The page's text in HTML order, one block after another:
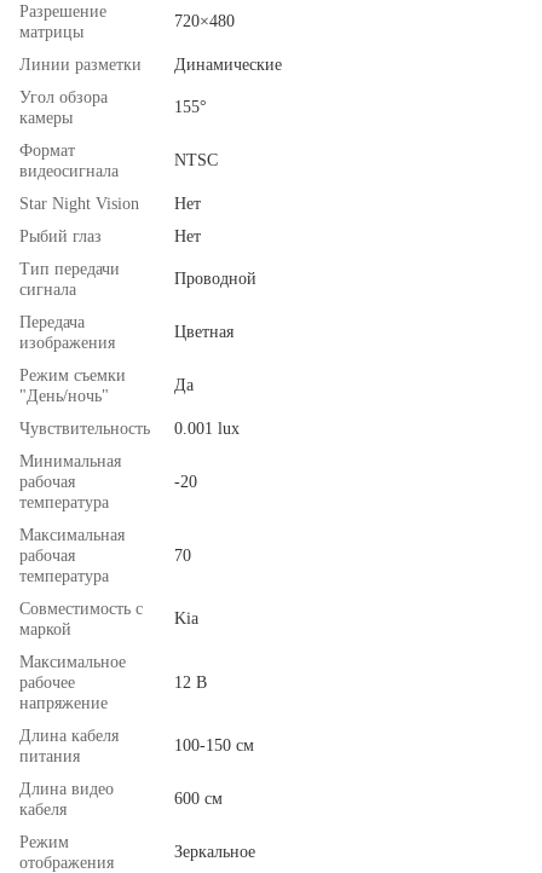
Разрешение
матрицы
720×480
Линии разметки
Динамические
Угол обзора
камеры
155°
Формат
видеосигнала
NTSC
Star Night Vision
Нет
Рыбий глаз
Нет
Тип передачи
сигнала
Проводной
Передача
изображения
Цветная
Режим съемки
"День/ночь"
Да
Чувствительность
0.001 lux
Минимальная
рабочая
температура
-20
Максимальная
рабочая
температура
70
Совместимость с
маркой
Kia
Максимальное
рабочее
напряжение
12 В
Длина кабеля
питания
100-150 см
Длина видео
кабеля
600 см
Режим
отображения
Зеркальное